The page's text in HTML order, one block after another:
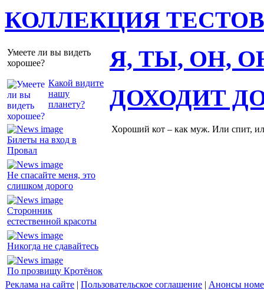
КОЛЛЕКЦИЯ ТЕСТОВ
Умеете ли вы видеть
хорошее?
Какой видите
нашу
планету?
Я, ТЫ, ОН,
Билеты на вход в
Провал
Не спасайте меня, это
слишком дорого
Сторонник
естественной красоты
Никогда не сдавайтесь
По прозвищу Кротёнок
ДОХОДИТ
Хороший кот – как муж. Или спит,
Реклама на сайте | Пользовательское соглашение | Анонсы